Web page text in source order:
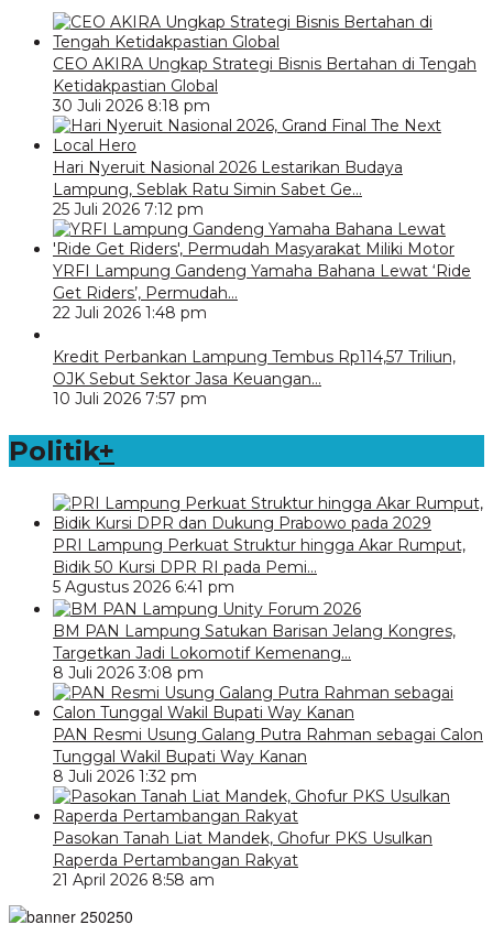
CEO AKIRA Ungkap Strategi Bisnis Bertahan di Tengah
Ketidakpastian Global
30 Juli 2026 8:18 pm
Hari Nyeruit Nasional 2026 Lestarikan Budaya
Lampung, Seblak Ratu Simin Sabet Ge…
25 Juli 2026 7:12 pm
YRFI Lampung Gandeng Yamaha Bahana Lewat ‘Ride
Get Riders’, Permudah…
22 Juli 2026 1:48 pm
Kredit Perbankan Lampung Tembus Rp114,57 Triliun,
OJK Sebut Sektor Jasa Keuangan…
10 Juli 2026 7:57 pm
Politik+
PRI Lampung Perkuat Struktur hingga Akar Rumput,
Bidik 50 Kursi DPR RI pada Pemi…
5 Agustus 2026 6:41 pm
BM PAN Lampung Satukan Barisan Jelang Kongres,
Targetkan Jadi Lokomotif Kemenang…
8 Juli 2026 3:08 pm
PAN Resmi Usung Galang Putra Rahman sebagai Calon
Tunggal Wakil Bupati Way Kanan
8 Juli 2026 1:32 pm
Pasokan Tanah Liat Mandek, Ghofur PKS Usulkan
Raperda Pertambangan Rakyat
21 April 2026 8:58 am